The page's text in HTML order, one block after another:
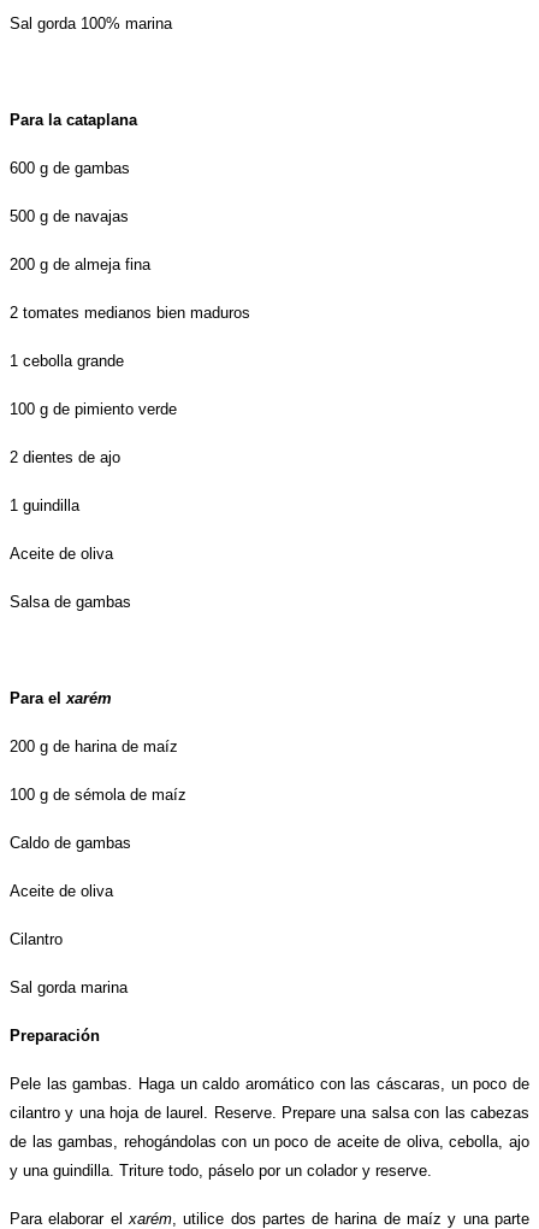
Sal gorda 100% marina
Para la cataplana
600 g de gambas
500 g de navajas
200 g de almeja fina
2 tomates medianos bien maduros
1 cebolla grande
100 g de pimiento verde
2 dientes de ajo
1 guindilla
Aceite de oliva
Salsa de gambas
Para el xarém
200 g de harina de maíz
100 g de sémola de maíz
Caldo de gambas
Aceite de oliva
Cilantro
Sal gorda marina
Preparación
Pele las gambas. Haga un caldo aromático con las cáscaras, un poco de
cilantro y una hoja de laurel. Reserve. Prepare una salsa con las cabezas
de las gambas, rehogándolas con un poco de aceite de oliva, cebolla, ajo
y una guindilla. Triture todo, páselo por un colador y reserve.
Para elaborar el xarém, utilice dos partes de harina de maíz y una parte